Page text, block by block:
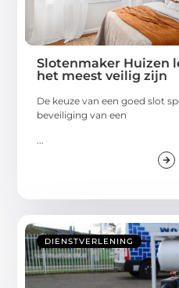
Slotenmaker Huizen
het meest veilig zijn
De keuze van een goed slot
beveiliging van een
...
DIENSTVERLENING